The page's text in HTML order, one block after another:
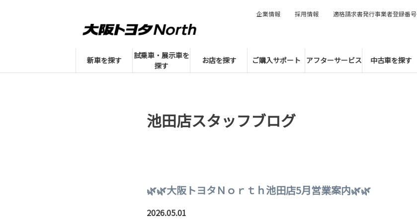
新車を探す
試乗車・展示車を
探す
お店を探す ご購入サポート アフターサービス 中古車を探す
企業情報 採用情報 適格請求書発行事業者登録番号
池田店スタッフブログ
🌿🌿大阪トヨタＮｏｒｔｈ池田店5月営業案内🌿🌿
2026.05.01